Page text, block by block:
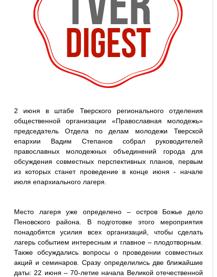
2 июня в штабе Тверского регионального отделения
общественной организации «Православная молодежь»
председатель Отдела по делам молодежи Тверской
епархии Вадим Степанов собрал руководителей
православных молодежных объединений города для
обсуждения совместных перспективных планов, первым
из которых станет проведение в конце июня - начале
июля епархиального лагеря.
Место лагеря уже определено – остров Божье дело
Пеновского района. В подготовке этого мероприятия
понадобятся усилия всех организаций, чтобы сделать
лагерь событием интересным и главное – плодотворным.
Также обсуждались вопросы о проведении совместных
акций и семинаров. Сразу определились две ближайшие
даты: 22 июня – 70-летие начала Великой отечественной